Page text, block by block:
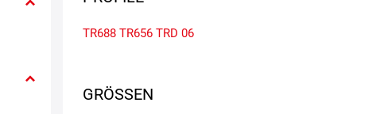
TR688 TR656 TRD 06
GRÖSSEN